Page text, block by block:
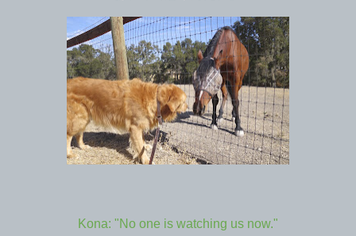
Kona: "No one is watching us now."